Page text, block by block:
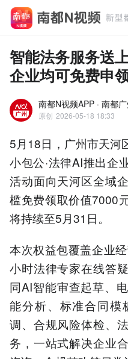
智能法务服务送
企业均可免费申
南都N视频APP · 南都
原创 2026-05-18 18:33
5月18日，广州市天河
小包公·法律AI推出企
活动面向天河区全域
槛免费领取价值7000
将持续至5月31日。
本次权益包覆盖企业
小时法律专家在线答
同AI智能审查起草、
能分析、标准合同模
调、合规风险体检、
务，一站式解决企业